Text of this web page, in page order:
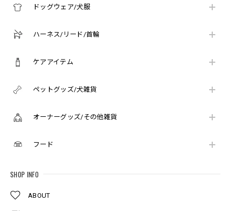
ドッグウェア/犬服
ハーネス/リード/首輪
ケアアイテム
ペットグッズ/犬雑貨
オーナーグッズ/その他雑貨
フード
SHOP INFO
ABOUT